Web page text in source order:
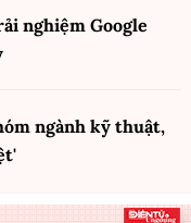
nghiệm Google
ngành kỹ thuật,